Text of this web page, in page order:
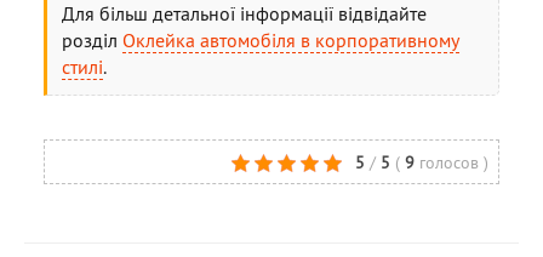
Для більш детальної інформації відвідайте
розділОклейка автомобіля в корпоративному
стилі.
5 / 5 ( 9 голосов)